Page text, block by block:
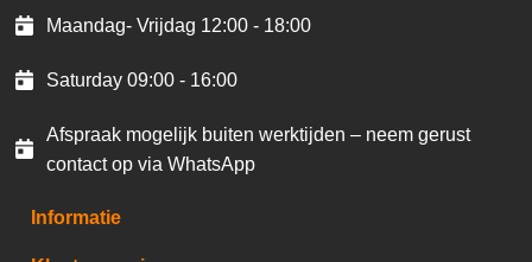
Maandag- Vrijdag 12:00 - 18:00
Saturday 09:00 - 16:00
Afspraak mogelijk buiten werktijden – neem gerust
contact op via WhatsApp
Informatie